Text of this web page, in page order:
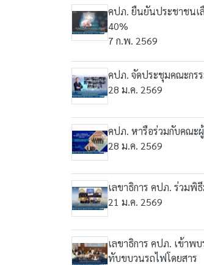
คปภ. ยืนยันประชาชนเ
40%
7 ก.พ. 2569
คปภ. จัดประชุมคณะกรร
28 ม.ค. 2569
คปภ. หารือร่วมกับคณะ
28 ม.ค. 2569
เลขาธิการ คปภ. ร่วมพิ
21 ม.ค. 2569
เลขาธิการ คปภ. เข้าพ
ทับขบวนรถไฟโดยสาร